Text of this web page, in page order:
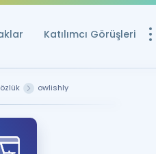
Katılımcı Görüşleri
owlishly